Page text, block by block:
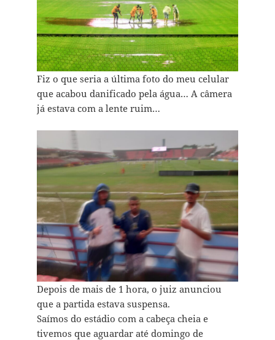
Fiz o que seria a última foto do meu celular
que acabou danificado pela água… A câmera
já estava com a lente ruim…
Depois de mais de 1 hora, o juiz anunciou
que a partida estava suspensa.
Saímos do estádio com a cabeça cheia e
tivemos que aguardar até domingo de